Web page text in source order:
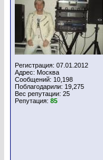
Регистрация: 07.01.2012
Адрес: Москва
Сообщений: 10,198
Поблагодарили: 19,275
Вес репутации: 25
Репутация: 85